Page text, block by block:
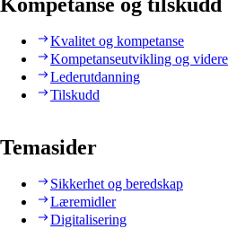
Kompetanse og tilskudd
Kvalitet og kompetanse
Kompetanseutvikling og
Lederutdanning
Tilskudd
Temasider
Sikkerhet og beredskap
Læremidler
Digitalisering